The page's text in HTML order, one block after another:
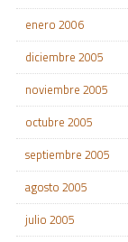
enero 2006
diciembre 2005
noviembre 2005
octubre 2005
septiembre 2005
agosto 2005
julio 2005